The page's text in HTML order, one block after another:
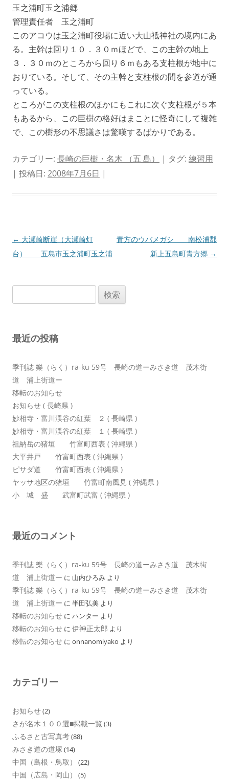
玉之浦町玉之浦郷
管理責任者 玉之浦町
このアコウは玉之浦町役場に近い大山祗神社の境内にあ
る。主幹は回り１０．３０ｍほどで、この主幹の地上
３．３０ｍのところから回り６ｍもある支柱根が地中に
おりている。そして、その主幹と支柱根の間を参道が通
っている。
ところがこの支柱根のほかにもこれに次ぐ支柱根が５本
もあるから、この巨樹の格好はまことに怪奇にして複雑
で、この樹形の不思議さは驚嘆するばかりである。
カテゴリー: 長崎の巨樹・名木 （五 島） | タグ: 練習用
| 投稿日: 2008年7月6日 |
投
稿
ョ
← 大瀬崎断崖（大瀬崎灯
台） 五島市玉之浦町玉之浦
青方のウバメガシ 南松浦郡
新上五島町青方郷 →
索:
最近の投稿
季刊誌 樂（らく）ra-ku 59号 長崎の道ーみさき道 茂木街
道 浦上街道ー
移転のお知らせ
お知らせ ( 長崎県 )
妙相寺・富川渓谷の紅葉 ２ ( 長崎県 )
妙相寺・富川渓谷の紅葉 １ ( 長崎県 )
祖納岳の猪垣 竹富町西表 ( 沖縄県 )
大平井戸 竹富町西表 ( 沖縄県 )
ピサダ道 竹富町西表 ( 沖縄県 )
ヤッサ地区の猪垣 竹富町南風見 ( 沖縄県 )
小 城 盛 武富町武富 ( 沖縄県 )
最近のコメント
季刊誌 樂（らく）ra-ku 59号 長崎の道ーみさき道 茂木街
道 浦上街道ー に 山内ひろみ より
季刊誌 樂（らく）ra-ku 59号 長崎の道ーみさき道 茂木街
道 浦上街道ー に 半田弘美 より
移転のお知らせ に ハンター より
移転のお知らせ に 伊神正太郎 より
移転のお知らせ に onnanomiyako より
カテゴリー
お知らせ(2)
さが名木１００選■掲載一覧 (3)
ふるさと古写真考(88)
みさき道の道塚 (14)
中国（島根・鳥取） (22)
中国（広島・岡山） (5)